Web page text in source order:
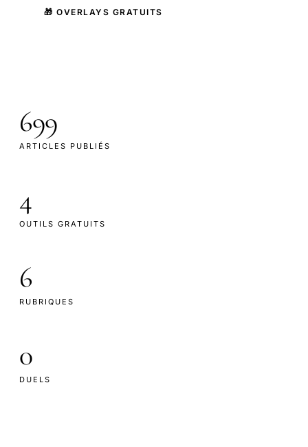
🎁 OVERLAYS GRATUITS
699
ARTICLES PUBLIÉS
4
OUTILS GRATUITS
6
RUBRIQUES
0
DUELS